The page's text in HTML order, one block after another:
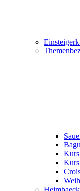
Kurs